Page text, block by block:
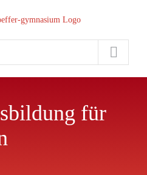
für